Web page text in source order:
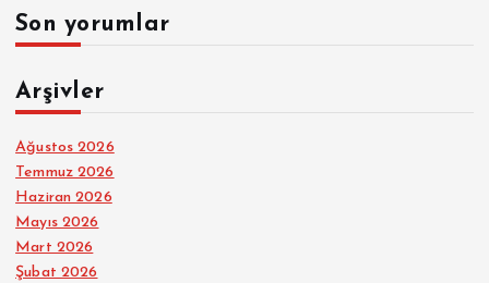
Son yorumlar
Arşivler
Ağustos 2026
Temmuz 2026
Haziran 2026
Mayıs 2026
Mart 2026
Şubat 2026